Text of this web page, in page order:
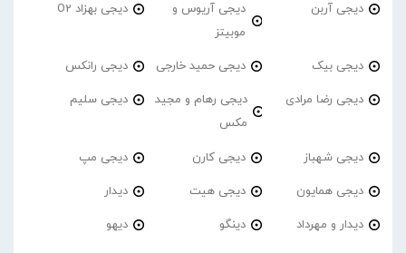
دیجی آربن
دیجی آریوس و
موبیتز
دیجی بهزاد O2
دیجی بیک دیجی حمید خارجی دیجی رانکس
دیجی رضا مرادی
دیجی رهام و مجید
مکس
دیجی سلیم
دیجی شهباز دیجی کارن دیجی مپ
دیجی همایون دیجی هیت دیدار
دیدار و مهرداد دینگو دیهو